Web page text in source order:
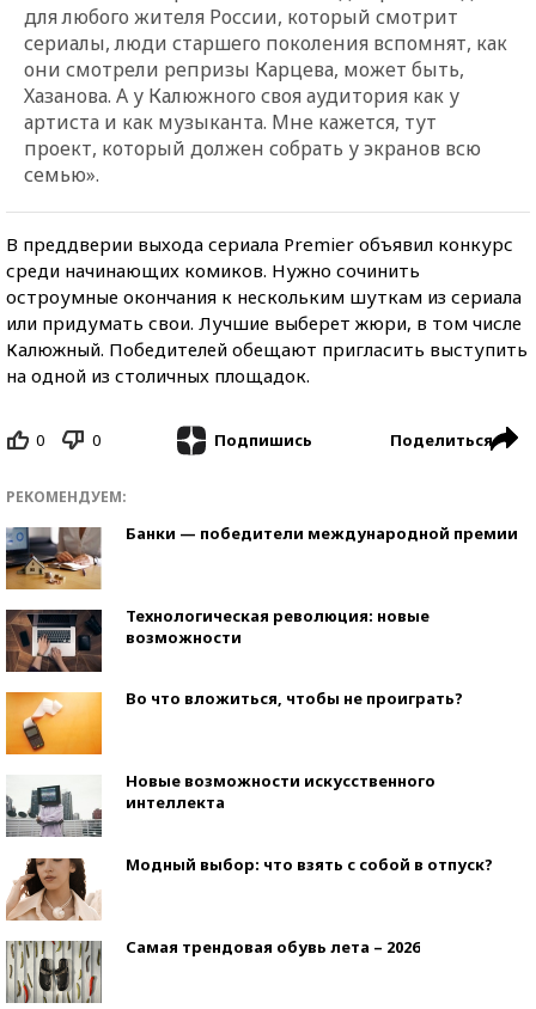
для любого жителя России, который смотрит
сериалы, люди старшего поколения вспомнят, как
они смотрели репризы Карцева, может быть,
Хазанова. А у Калюжного своя аудитория как у
артиста и как музыканта. Мне кажется, тут
проект, который должен собрать у экранов всю
семью».
В преддверии выхода сериала Premier объявил конкурс
среди начинающих комиков. Нужно сочинить
остроумные окончания к нескольким шуткам из сериала
или придумать свои. Лучшие выберет жюри, в том числе
Калюжный. Победителей обещают пригласить выступить
на одной из столичных площадок.
0 0 Подпишись Поделиться
РЕКОМЕНДУЕМ:
Банки — победители международной премии
Технологическая революция: новые
возможности
Во что вложиться, чтобы не проиграть?
Новые возможности искусственного
интеллекта
Модный выбор: что взять с собой в отпуск?
Самая трендовая обувь лета – 2026